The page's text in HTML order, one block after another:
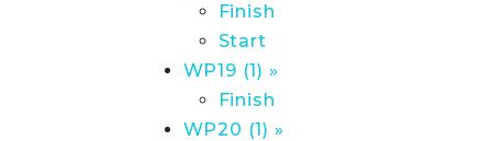
Finish
Start
WP19 (1) »
Finish
WP20 (1) »